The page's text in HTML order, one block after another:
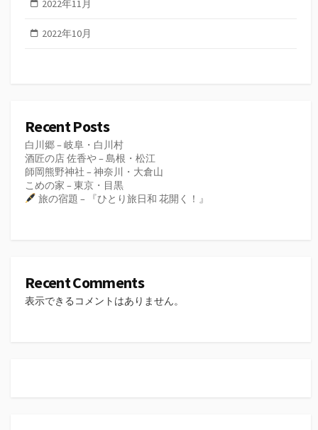
2022年11月
2022年10月
Recent Posts
白川郷 – 岐阜・白川村
酒匠の店 佐香や – 島根・松江
師岡熊野神社 – 神奈川・大倉山
こめの家 – 東京・目黒
旅の宿題 – 『ひとり旅日和 花開く！』
Recent Comments
表示できるコメントはありません。